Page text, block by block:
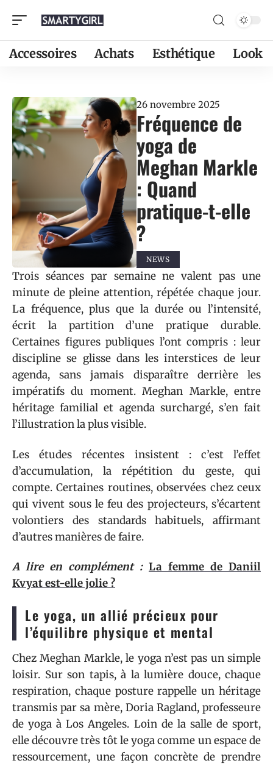
Accessoires Achats Esthétique Look
26 novembre 2025
Fréquence de
yoga de
Meghan Markle
: Quand
pratique-t-elle
?
NEWS
Trois séances par semaine ne valent pas une
minute de pleine attention, répétée chaque jour.
La fréquence, plus que la durée ou l’intensité,
écrit la partition d’une pratique durable.
Certaines figures publiques l’ont compris : leur
discipline se glisse dans les interstices de leur
agenda, sans jamais disparaître derrière les
impératifs du moment. Meghan Markle, entre
héritage familial et agenda surchargé, s’en fait
l’illustration la plus visible.
Les études récentes insistent : c’est l’effet
d’accumulation, la répétition du geste, qui
compte. Certaines routines, observées chez ceux
qui vivent sous le feu des projecteurs, s’écartent
volontiers des standards habituels, affirmant
d’autres manières de faire.
A lire en complément : La femme de Daniil
Kvyat est-elle jolie ?
Le yoga, un allié précieux pour
l’équilibre physique et mental
Chez Meghan Markle, le yoga n’est pas un simple
loisir. Sur son tapis, à la lumière douce, chaque
respiration, chaque posture rappelle un héritage
transmis par sa mère, Doria Ragland, professeure
de yoga à Los Angeles. Loin de la salle de sport,
elle découvre très tôt le yoga comme un espace de
ressourcement, une façon concrète de prendre